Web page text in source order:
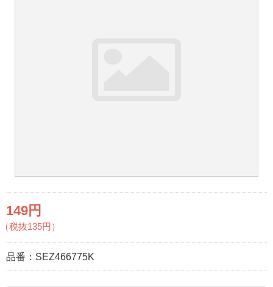
149円
（税抜135円）
品番： SEZ466775K